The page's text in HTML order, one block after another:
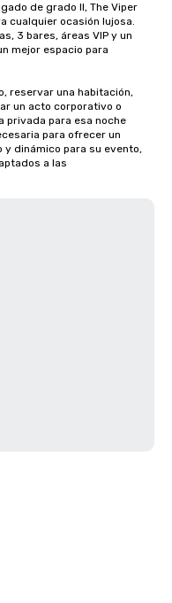
de grado II, The Viper
cualquier ocasión lujosa.
3 bares, áreas VIP y un
mejor espacio para
reservar una habitación,
un acto corporativo o
privada para esa noche
para ofrecer un
dinámico para su evento,
a las